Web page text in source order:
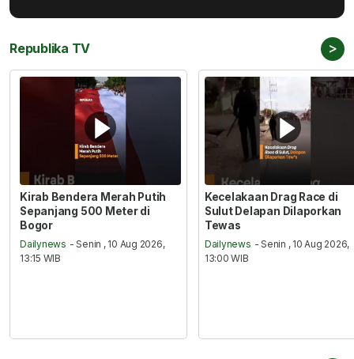
Republika TV >
Kirab Bendera Merah Putih
Sepanjang 500 Meter di
Bogor
Dailynews - Senin , 10 Aug 2026,
13:15 WIB
Kecelakaan Drag Race di
Sulut Delapan Dilaporkan
Tewas
Dailynews - Senin , 10 Aug 2026,
13:00 WIB